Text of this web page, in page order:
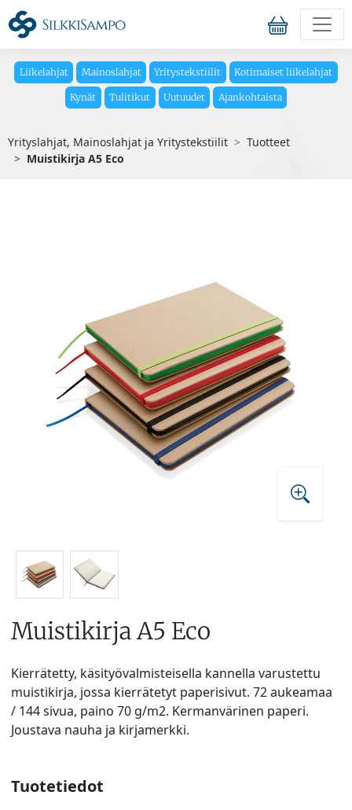
Liikelahjat Mainoslahjat Yritystekstiilit Kotimaiset liikelahjat
Kynät Tulitikut Uutuudet Ajankohtaista
Yrityslahjat, Mainoslahjat ja Yritystekstiilit
Tuotteet
Muistikirja A5 Eco
Muistikirja A5 Eco
Kierrätetty, käsityövalmisteisella kannella varustettu
muistikirja, jossa kierrätetyt paperisivut. 72 aukeamaa
/ 144 sivua, paino 70 g/m2. Kermanvärinen paperi.
Joustava nauha ja kirjamerkki.
Tuotetiedot